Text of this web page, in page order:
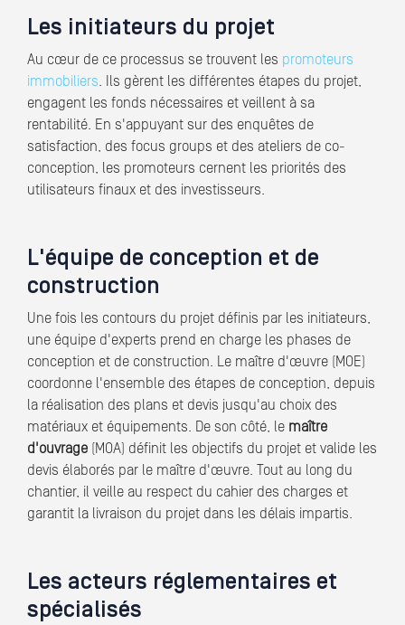
Les initiateurs du projet
Au cœur de ce processus se trouvent les promoteurs
immobiliers. Ils gèrent les différentes étapes du projet,
engagent les fonds nécessaires et veillent à sa
rentabilité. En s'appuyant sur des enquêtes de
satisfaction, des focus groups et des ateliers de co-
conception, les promoteurs cernent les priorités des
utilisateurs finaux et des investisseurs.
L'équipe de conception et de
construction
Une fois les contours du projet définis par les initiateurs,
une équipe d'experts prend en charge les phases de
conception et de construction. Le maître d'œuvre (MOE)
coordonne l'ensemble des étapes de conception, depuis
la réalisation des plans et devis jusqu'au choix des
matériaux et équipements. De son côté, le maître
d'ouvrage (MOA) définit les objectifs du projet et valide les
devis élaborés par le maître d'œuvre. Tout au long du
chantier, il veille au respect du cahier des charges et
garantit la livraison du projet dans les délais impartis.
Les acteurs réglementaires et
spécialisés